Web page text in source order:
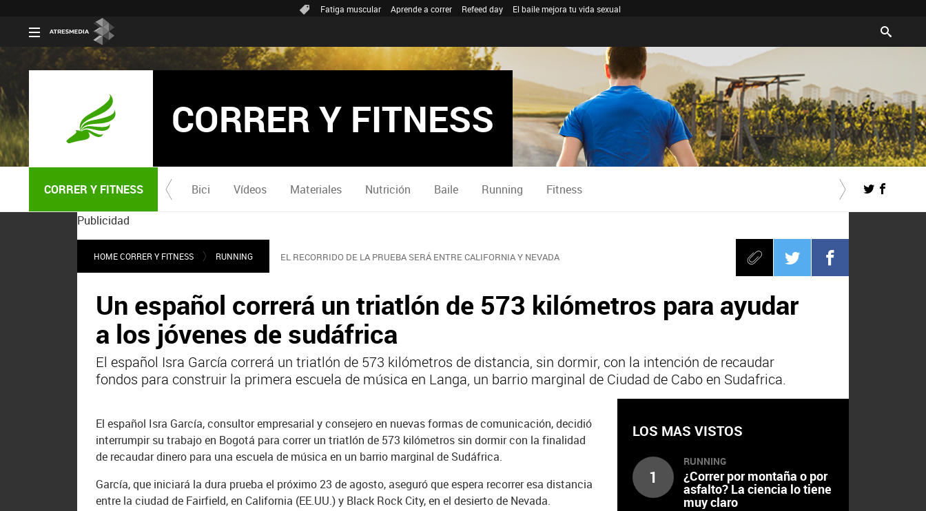
Fatiga muscular Aprende a correr Refeed day El baile mejora tu vida sexual
CORRER Y FITNESS
CORRER Y FITNESS Bici Vídeos Materiales Nutrición Baile Running Fitness
Publicidad
HOME CORRER Y FITNESS RUNNING EL RECORRIDO DE LA PRUEBA SERÁ ENTRE CALIFORNIA Y NEVADA
Un español correrá un triatlón de 573 kilómetros para ayudar
a los jóvenes de sudáfrica
El español Isra García correrá un triatlón de 573 kilómetros de distancia, sin dormir, con la intención de recaudar
fondos para construir la primera escuela de música en Langa, un barrio marginal de Ciudad de Cabo en Sudafrica.
El español Isra García, consultor empresarial y consejero en nuevas formas de comunicación, decidió
interrumpir su trabajo en Bogotá para correr un triatlón de 573 kilómetros sin dormir con la finalidad
de recaudar dinero para una escuela de música en un barrio marginal de Sudáfrica.
García, que iniciará la dura prueba el próximo 23 de agosto, aseguró que espera recorrer esa distancia
entre la ciudad de Fairfield, en California (EE.UU.) y Black Rock City, en el desierto de Nevada.
LOS MAS VISTOS
1
RUNNING
¿Correr por montaña o por
asfalto? La ciencia lo tiene
muy claro